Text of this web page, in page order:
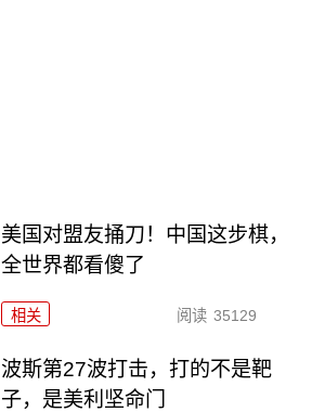
美国对盟友捅刀！中国这步棋，
全世界都看傻了
相关 阅读 35129
波斯第27波打击，打的不是靶
子，是美利坚命门